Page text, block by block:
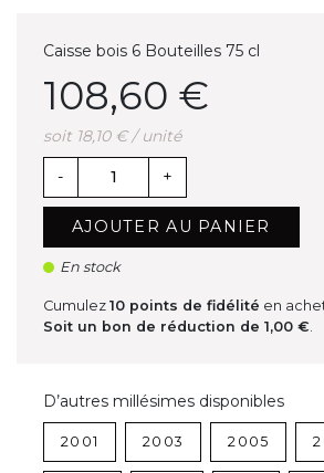
Caisse bois 6 Bouteilles 75 cl
108,60 €
soit 18,10 € / unité
- +
AJOUTER AU PANIER
En stock
Cumulez 10 points de fidélité en
Soit un bon de réduction de 1,00 €.
D’autres millésimes disponibles
2001 2003 2005